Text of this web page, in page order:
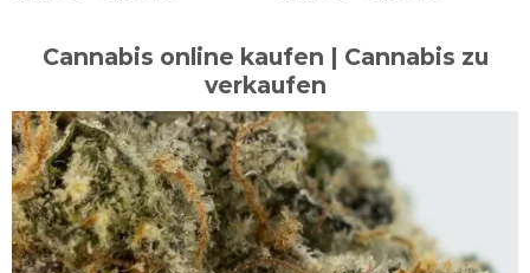
Cannabis online kaufen | Cannabis zu
verkaufen